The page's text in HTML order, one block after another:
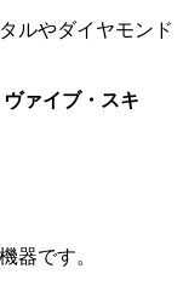
ルやダイヤモンド
ァイブ・スキ
器です。